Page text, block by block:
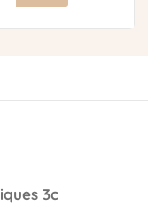
3c